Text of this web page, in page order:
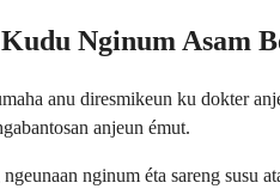
Nginum Asam
anu diresmikeun ku dokter
anjeun émut.
nginum éta sareng susu